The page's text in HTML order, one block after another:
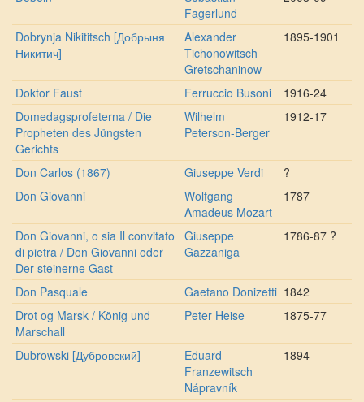
Fagerlund
Dobrynja Nikititsch [Добрыня
Никитич]
Alexander
Tichonowitsch
Gretschaninow
1895-1901
Doktor Faust Ferruccio Busoni
1916-24
Domedagsprofeterna / Die
Propheten des Jüngsten
Gerichts
Wilhelm
Peterson-Berger
1912-17
Don Carlos (1867) Giuseppe Verdi
?
Don Giovanni
Wolfgang
Amadeus Mozart
1787
Don Giovanni, o sia Il convitato
di pietra / Don Giovanni oder
Der steinerne Gast
Giuseppe
Gazzaniga
1786-87 ?
Don Pasquale Gaetano Donizetti 1842
Drot og Marsk / König und
Marschall
Peter Heise 1875-77
Dubrowski [Дубровский]
Eduard
Franzewitsch
Nápravník
1894